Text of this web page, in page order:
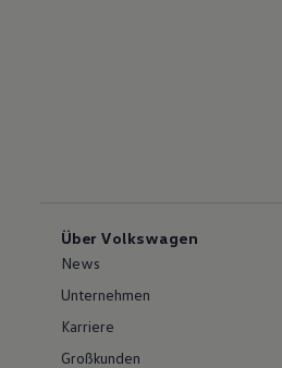
Über Volkswagen
News
Unternehmen
Karriere
Großkunden